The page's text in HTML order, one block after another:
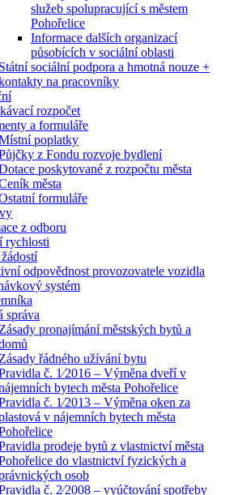
služeb spolupracující s městem
Pohořelice
Informace dalších organizací
působících v sociální oblasti
Státní sociální podpora a hmotná nouze +
na pracovníky
rozpočet
a formuláře
poplatky
z Fondu rozvoje bydlení
poskytované z rozpočtu města
města
formuláře
z odboru
rychlosti
odpovědnost provozovatele vozidla
systém
správa
Zásady pronajímání městských bytů a
Zásady řádného užívání bytu
č. 1⁄2016 – Výměna dveří v
bytech města Pohořelice
č. 1⁄2013 – Výměna oken za
v nájemních bytech města
prodeje bytů z vlastnictví města
do vlastnictví fyzických a
osob
č. 2⁄2008 – vyúčtování spotřeby